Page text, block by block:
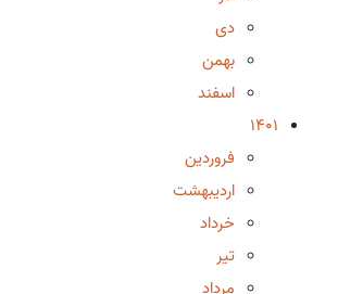
دی
بهمن
اسفند
1401
فروردین
اردیبهشت
خرداد
تیر
مرداد